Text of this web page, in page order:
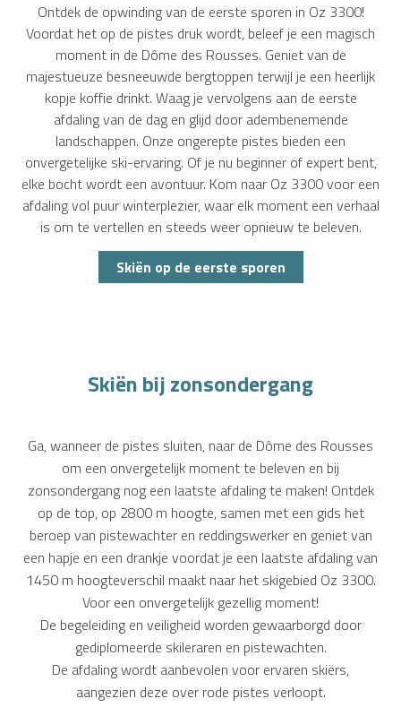
Ontdek de opwinding van de eerste sporen in Oz 3300!
Voordat het op de pistes druk wordt, beleef je een magisch
moment in de Dôme des Rousses. Geniet van de
majestueuze besneeuwde bergtoppen terwijl je een heerlijk
kopje koffie drinkt. Waag je vervolgens aan de eerste
afdaling van de dag en glijd door adembenemende
landschappen. Onze ongerepte pistes bieden een
onvergetelijke ski-ervaring. Of je nu beginner of expert bent,
elke bocht wordt een avontuur. Kom naar Oz 3300 voor een
afdaling vol puur winterplezier, waar elk moment een verhaal
is om te vertellen en steeds weer opnieuw te beleven.
Skiën op de eerste sporen
Skiën bij zonsondergang
Ga, wanneer de pistes sluiten, naar de Dôme des Rousses
om een onvergetelijk moment te beleven en bij
zonsondergang nog een laatste afdaling te maken! Ontdek
op de top, op 2800 m hoogte, samen met een gids het
beroep van pistewachter en reddingswerker en geniet van
een hapje en een drankje voordat je een laatste afdaling van
1450 m hoogteverschil maakt naar het skigebied Oz 3300.
Voor een onvergetelijk gezellig moment!
De begeleiding en veiligheid worden gewaarborgd door
gediplomeerde skileraren en pistewachten.
De afdaling wordt aanbevolen voor ervaren skiërs,
aangezien deze over rode pistes verloopt.